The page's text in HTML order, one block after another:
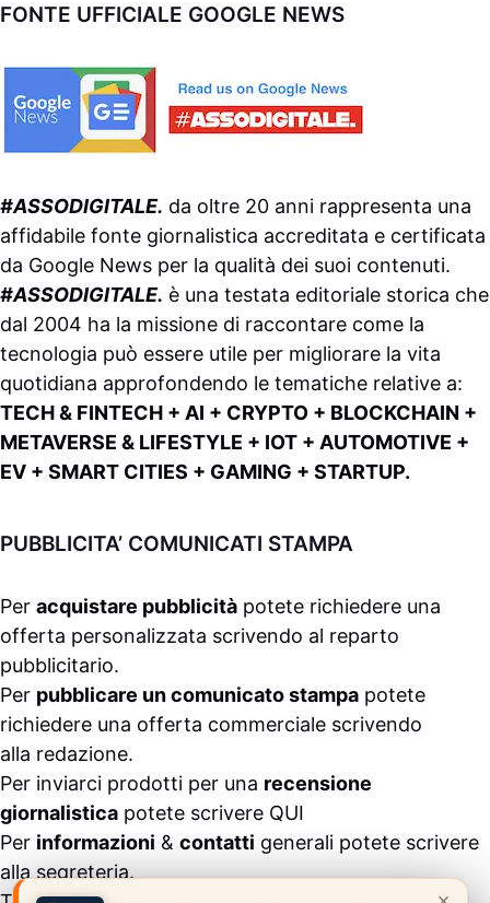
FONTE UFFICIALE GOOGLE NEWS
#ASSODIGITALE. da oltre 20 anni rappresenta una
affidabile fonte giornalistica accreditata e certificata
da Google News per la qualità dei suoi contenuti.
#ASSODIGITALE. è una testata editoriale storica che
dal 2004 ha la missione di raccontare come la
tecnologia può essere utile per migliorare la vita
quotidiana approfondendo le tematiche relative a:
TECH & FINTECH + AI + CRYPTO + BLOCKCHAIN +
METAVERSE & LIFESTYLE + IOT + AUTOMOTIVE +
EV + SMART CITIES + GAMING + STARTUP.
PUBBLICITA’ COMUNICATI STAMPA
Per acquistare pubblicità potete richiedere una
offerta personalizzata scrivendo al reparto
pubblicitario.
Per pubblicare un comunicato stampa potete
richiedere una offerta commerciale scrivendo
alla redazione.
Per inviarci prodotti per una recensione
giornalistica potete scrivere QUI
Per informazioni & contatti generali potete scrivere
alla segreteria.